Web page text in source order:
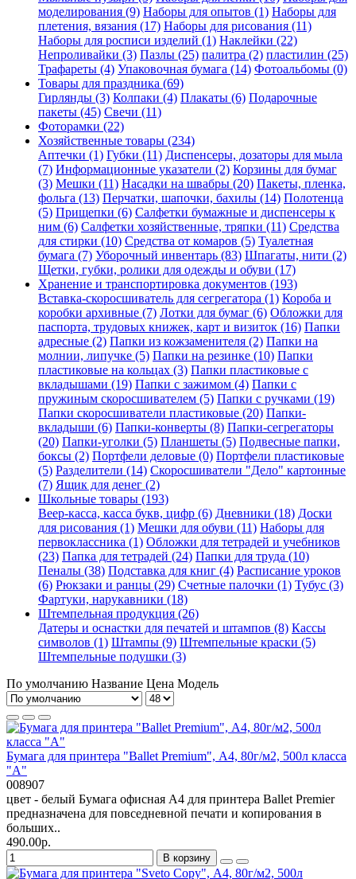
моделирования (9) Наборы для опытов (1) Наборы для
плетения, вязания (17) Наборы для рисования (11)
Наборы для росписи изделий (1) Наклейки (22)
Непроливайки (3) Пазлы (25) палитра (2) пластилин (25)
Трафареты (4) Упаковочная бумага (14) Фотоальбомы (0)
Товары для праздника (69)
Гирлянды (3) Колпаки (4) Плакаты (6) Подарочные
пакеты (45) Свечи (11)
Фоторамки (22)
Хозяйственные товары (234)
Аптечки (1) Губки (11) Диспенсеры, дозаторы для мыла
(7) Информационные указатели (2) Корзины для бумаг
(3) Мешки (11) Насадки на швабры (20) Пакеты, пленка,
фольга (13) Перчатки, шапочки, бахилы (14) Полотенца
(5) Прищепки (6) Салфетки бумажные и диспенсеры к
ним (6) Салфетки хозяйственные, тряпки (11) Средства
для стирки (10) Средства от комаров (5) Туалетная
бумага (7) Уборочный инвентарь (83) Шпагаты, нити (2)
Щетки, губки, ролики для одежды и обуви (17)
Хранение и транспортировка документов (193)
Вставка-скоросшиватель для сегрегатора (1) Короба и
коробки архивные (7) Лотки для бумаг (6) Обложки для
паспорта, трудовых книжек, карт и визиток (16) Папки
адресные (2) Папки из кожзаменителя (2) Папки на
молнии, липучке (5) Папки на резинке (10) Папки
пластиковые на кольцах (3) Папки пластиковые с
вкладышами (19) Папки с зажимом (4) Папки с
пружиным скоросшивателем (5) Папки с ручками (19)
Папки скоросшиватели пластиковые (20) Папки-
вкладыши (6) Папки-конверты (8) Папки-сегрегаторы
(20) Папки-уголки (5) Планшеты (5) Подвесные папки,
боксы (2) Портфели деловые (0) Портфели пластиковые
(5) Разделители (14) Скоросшиватели "Дело" картонные
(7) Ящик для денег (2)
Школьные товары (193)
Веер-касса, касса букв, цифр (6) Дневники (18) Доски
для рисования (1) Мешки для обуви (11) Наборы для
первоклассника (1) Обложки для тетрадей и учебников
(23) Папка для тетрадей (24) Папки для труда (10)
Пеналы (38) Подставка для книг (4) Расписание уроков
(6) Рюкзаки и ранцы (29) Счетные палочки (1) Тубус (3)
Фартуки, нарукавники (18)
Штемпельная продукция (26)
Датеры и оснастки для печатей и штампов (8) Кассы
символов (1) Штампы (9) Штемпельные краски (5)
Штемпельные подушки (3)
По умолчанию Название Цена Модель
Бумага для принтера "Ballet Premium", А4, 80г/м2, 500л класса
"А"
008907
цвет - белый Бумага офисная А4 для принтера Ballet Premier
предназначена для повседневной печати и копирования в
больших..
490.00р.
В корзину